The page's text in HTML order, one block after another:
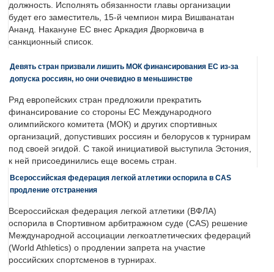
должность. Исполнять обязанности главы организации
будет его заместитель, 15-й чемпион мира Вишванатан
Ананд. Накануне ЕС внес Аркадия Дворковича в
санкционный список.
Девять стран призвали лишить МОК финансирования ЕС из-за
допуска россиян, но они очевидно в меньшинстве
Ряд европейских стран предложили прекратить
финансирование со стороны ЕС Международного
олимпийского комитета (МОК) и других спортивных
организаций, допустивших россиян и белорусов к турнирам
под своей эгидой. С такой инициативой выступила Эстония,
к ней присоединились еще восемь стран.
Всероссийская федерация легкой атлетики оспорила в CAS
продление отстранения
Всероссийская федерация легкой атлетики (ВФЛА)
оспорила в Спортивном арбитражном суде (CAS) решение
Международной ассоциации легкоатлетических федераций
(World Athletics) о продлении запрета на участие
российских спортсменов в турнирах.